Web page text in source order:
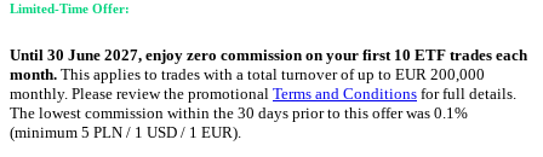
Limited-Time Offer:
Until 30 June 2027, enjoy zero commission on your first 10 ETF trades each
month. This applies to trades with a total turnover of up to EUR 200,000
monthly. Please review the promotional Terms and Conditions for full details.
The lowest commission within the 30 days prior to this offer was 0.1%
(minimum 5 PLN / 1 USD / 1 EUR).